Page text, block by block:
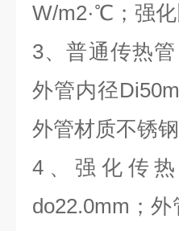
W/m2·℃；强
3、普通传热
外管内径
外管材质不锈
4、强化传
do22.0mm；